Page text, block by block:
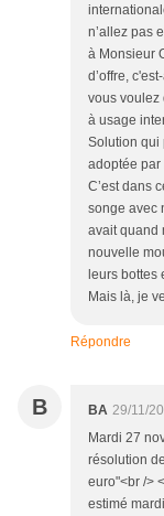
n’allez pas
à Monsieur
d’offre,
vous voulez
à usage
Solution qui
adoptée par
C’est dans
songe avec
avait quand
nouvelle
leurs bottes
Mais là, je
Répondre
B BA 29/11/
Mardi 27
résolution
euro"<br />
estimé